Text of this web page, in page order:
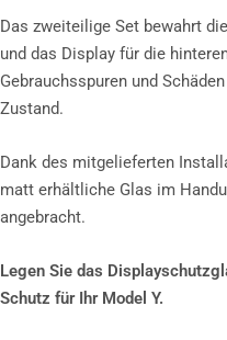
Das zweiteilige Set bewahrt
und das Display für die
Gebrauchsspuren und
Zustand.
Dank des mitgelieferten
matt erhältliche Glas im
angebracht.
Legen Sie das
Schutz für Ihr Model Y.